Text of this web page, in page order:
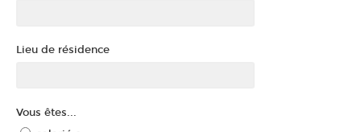
Lieu de résidence
Vous êtes...